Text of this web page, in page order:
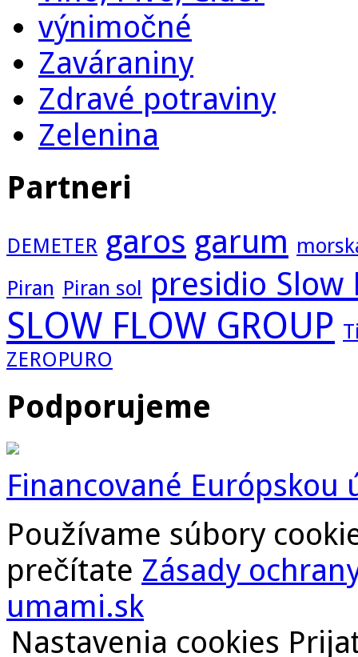
výnimočné
Zaváraniny
Zdravé potraviny
Zelenina
Partneri
DEMETER garos garum
Piran Piran sol presidio Slow
SLOW FLOW GROUP
ZEROPURO
Podporujeme
Financované
Používame súbory
prečítate Zásady
umami.sk
Nastavenia cookies